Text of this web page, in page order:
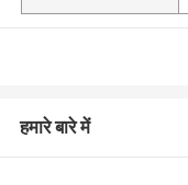
हमारे बारे में